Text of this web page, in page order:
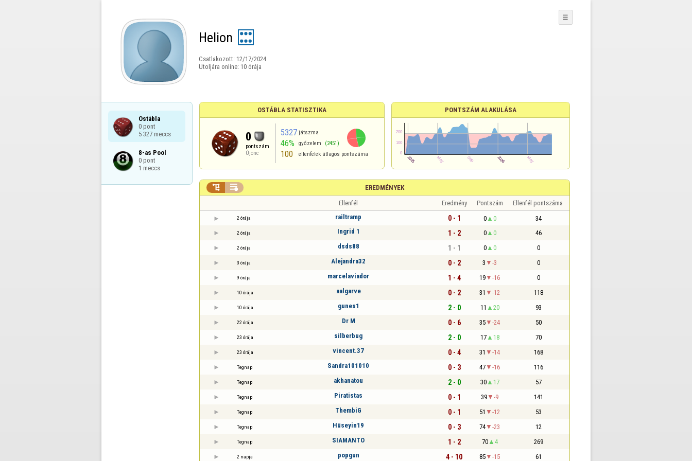
Helion
Csatlakozott: 12/17/2024
Utoljára online: 10 órája
☰
Ostábla
0 pont
5 327 meccs
8-as Pool
0 pont
1 meccs
OSTÁBLA STATISZTIKA
0
pontszám
Újonc
5327 játszma
46% győzelem (2451)
100 ellenfelek átlagos pontszáma
PONTSZÁM ALAKULÁSA
EREDMÉNYEK
 
Ellenfél Eredmény Pontszám Ellenfél pontszáma
2 órája railtramp 0 - 1 0 0 34
2 órája Ingrid 1 1 - 2 0 0 46
2 órája dsds88 1 - 1 0 0 0
3 órája Alejandra32 0 - 2 3 -3 0
9 órája marcelaviador 1 - 4 19 -16 0
10 órája aalgarve 0 - 2 31 -12 118
10 órája gunes1 2 - 0 11 20 93
22 órája Dr M 0 - 6 35 -24 50
23 órája silberbug 2 - 0 17 18 70
23 órája vincent.37 0 - 4 31 -14 168
Tegnap Sandra101010 0 - 3 47 -16 116
Tegnap akhanatou 2 - 0 30 17 57
Tegnap Piratistas 0 - 1 39 -9 141
Tegnap ThembiG 0 - 1 51 -12 53
Tegnap Hüseyin19 0 - 3 74 -23 12
Tegnap SIAMANTO 1 - 2 70 4 269
2 napja popgun 4 - 10 85 -15 61